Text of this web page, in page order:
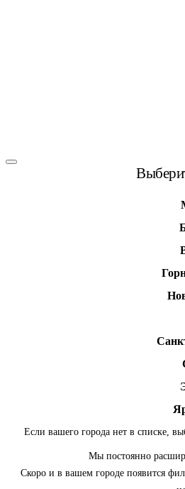
Если вашего города нет в списке,
Мы постоянно
Скоро и в вашем городе появится